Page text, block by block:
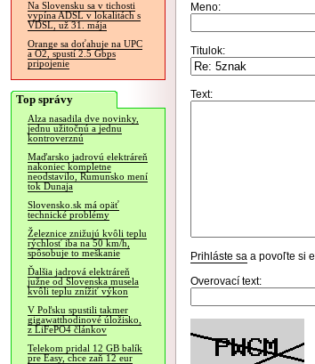
Na Slovensku sa v tichosti
vypína ADSL v lokalitách s
VDSL, už 31. mája
Orange sa doťahuje na UPC
a O2, spustí 2.5 Gbps
pripojenie
Top správy
Alza nasadila dve novinky,
jednu užitočnú a jednu
kontroverznú
Maďarsko jadrovú elektráreň
nakoniec kompletne
neodstavilo, Rumunsko mení
tok Dunaja
Slovensko.sk má opäť
technické problémy
Železnice znižujú kvôli teplu
rýchlosť iba na 50 km/h,
spôsobuje to meškanie
Ďalšia jadrová elektráreň
južne od Slovenska musela
kvôli teplu znížiť výkon
V Poľsku spustili takmer
gigawatthodinové úložisko,
z LiFePO4 článkov
Telekom pridal 12 GB balík
pre Easy, chce zaň 12 eur
Meno:
Titulok:
Text:
Prihláste sa a povoľte si
Overovací text: